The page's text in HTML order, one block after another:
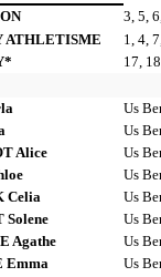
3, 5,
ATHLETISME
1, 4,
17,
Us
Us
Alice
Us
Us
Celia
Us
Solene
Us
Agathe
Us
Emma Us